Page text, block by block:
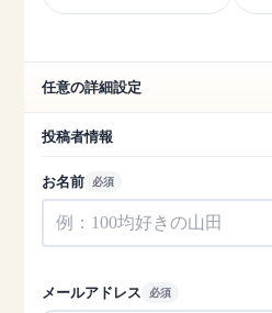
任意の詳細設定
投稿者情報
お名前 必須
メールアドレス 必須